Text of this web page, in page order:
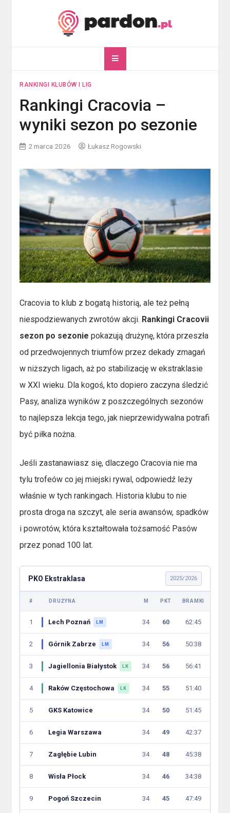
pardon.pl
RANKINGI KLUBÓW I LIG
Rankingi Cracovia –
wyniki sezon po sezonie
2 marca 2026 Łukasz Rogowski
Cracovia to klub z bogatą historią, ale też pełną
niespodziewanych zwrotów akcji. Rankingi Cracovii
sezon po sezonie pokazują drużynę, która przeszła
od przedwojennych triumfów przez dekady zmagań
w niższych ligach, aż po stabilizację w ekstraklasie
w XXI wieku. Dla kogoś, kto dopiero zaczyna śledzić
Pasy, analiza wyników z poszczególnych sezonów
to najlepsza lekcja tego, jak nieprzewidywalna potrafi
być piłka nożna.
Jeśli zastanawiasz się, dlaczego Cracovia nie ma
tylu trofeów co jej miejski rywal, odpowiedź leży
właśnie w tych rankingach. Historia klubu to nie
prosta droga na szczyt, ale seria awansów, spadków
i powrotów, która kształtowała tożsamość Pasów
przez ponad 100 lat.
PKO Ekstraklasa 2025/2026
# DRUŻYNA M PKT BRAMKI
1 Lech Poznań LM 34 60 62:45
2 Górnik Zabrze LM 34 56 50:38
3 Jagiellonia Białystok LK 34 56 56:41
4 Raków Częstochowa LK 34 55 51:40
5 GKS Katowice 34 50 51:45
6 Legia Warszawa 34 49 42:37
7 Zagłębie Lubin 34 48 45:38
8 Wisła Płock 34 46 34:38
9 Pogoń Szczecin 34 45 47:49